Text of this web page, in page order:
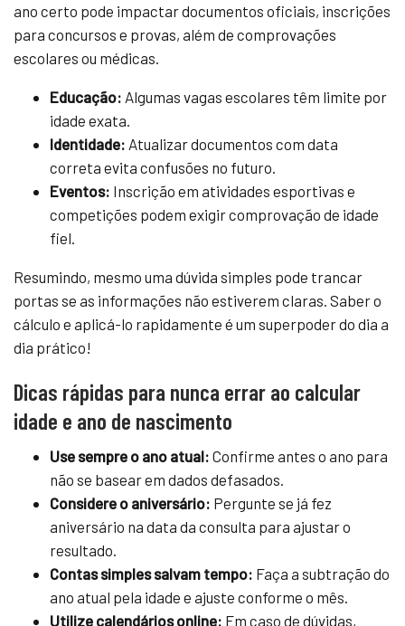
ano certo pode impactar documentos oficiais, inscrições
para concursos e provas, além de comprovações
escolares ou médicas.
Educação: Algumas vagas escolares têm limite por
idade exata.
Identidade: Atualizar documentos com data
correta evita confusões no futuro.
Eventos: Inscrição em atividades esportivas e
competições podem exigir comprovação de idade
fiel.
Resumindo, mesmo uma dúvida simples pode trancar
portas se as informações não estiverem claras. Saber o
cálculo e aplicá-lo rapidamente é um superpoder do dia a
dia prático!
Dicas rápidas para nunca errar ao calcular
idade e ano de nascimento
Use sempre o ano atual: Confirme antes o ano para
não se basear em dados defasados.
Considere o aniversário: Pergunte se já fez
aniversário na data da consulta para ajustar o
resultado.
Contas simples salvam tempo: Faça a subtração do
ano atual pela idade e ajuste conforme o mês.
Utilize calendários online: Em caso de dúvidas,